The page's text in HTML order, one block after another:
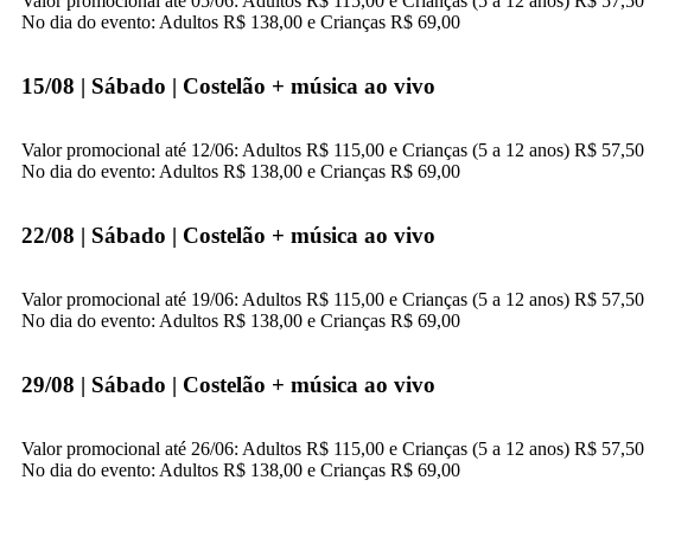
No dia do evento: Adultos R$ 138,00 e Crianças R$ 69,00
15/08 | Sábado | Costelão + música ao vivo
Valor promocional até 12/06: Adultos R$ 115,00 e Crianças (5 a 12 anos) R$ 57,50
No dia do evento: Adultos R$ 138,00 e Crianças R$ 69,00
22/08 | Sábado | Costelão + música ao vivo
Valor promocional até 19/06: Adultos R$ 115,00 e Crianças (5 a 12 anos) R$ 57,50
No dia do evento: Adultos R$ 138,00 e Crianças R$ 69,00
29/08 | Sábado | Costelão + música ao vivo
Valor promocional até 26/06: Adultos R$ 115,00 e Crianças (5 a 12 anos) R$ 57,50
No dia do evento: Adultos R$ 138,00 e Crianças R$ 69,00